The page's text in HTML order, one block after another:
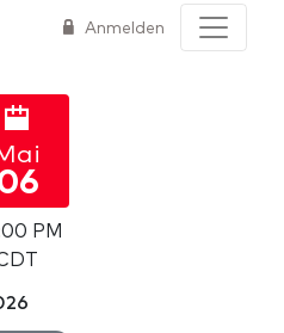
Anmelden
PM